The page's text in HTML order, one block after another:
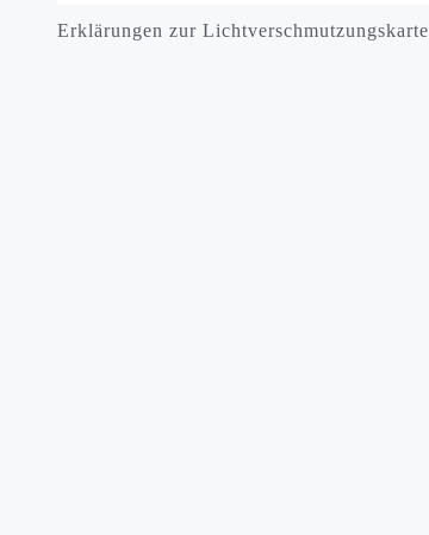
Erklärungen zur Lichtverschmutzungskarte